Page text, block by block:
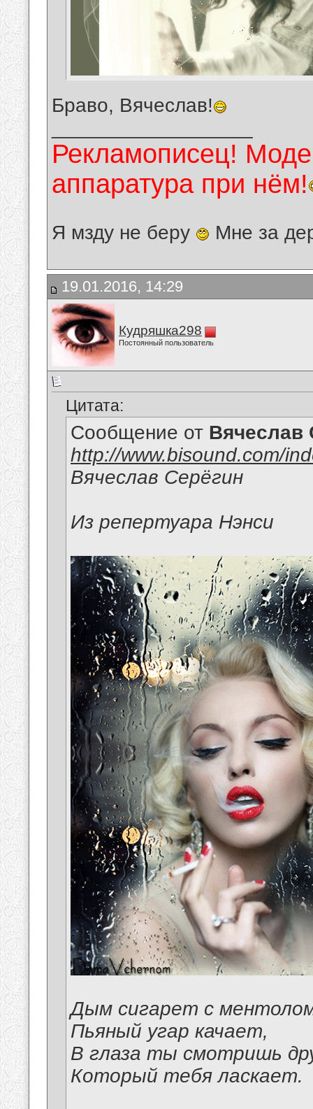
Браво, Вячеслав!
Рекламописец!
аппаратура при нём!
Я мзду не беру Мне за
19.01.2016, 14:29
Кудряшка298
Постоянный пользователь
Цитата:
Сообщение от Вячеслав
http://www.bisound.com/
Вячеслав Серёгин
Из репертуара Нэнси
Дым сигарет с
Пьяный угар качает,
В глаза ты смотришь
Который тебя ласкает.